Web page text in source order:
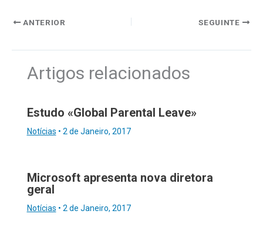
ANTERIOR SEGUINTE
Artigos relacionados
Estudo «Global Parental Leave»
Notícias • 2 de Janeiro, 2017
Microsoft apresenta nova diretora
geral
Notícias • 2 de Janeiro, 2017